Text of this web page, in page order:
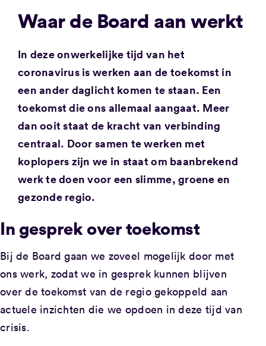
Waar de Board aan werkt
In deze onwerkelijke tijd van het
coronavirus is werken aan de toekomst in
een ander daglicht komen te staan. Een
toekomst die ons allemaal aangaat. Meer
dan ooit staat de kracht van verbinding
centraal. Door samen te werken met
koplopers zijn we in staat om baanbrekend
werk te doen voor een slimme, groene en
gezonde regio.
In gesprek over toekomst
Bij de Board gaan we zoveel mogelijk door met
ons werk, zodat we in gesprek kunnen blijven
over de toekomst van de regio gekoppeld aan
actuele inzichten die we opdoen in deze tijd van
crisis.